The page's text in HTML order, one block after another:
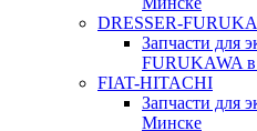
DRESSER-
Запчасти для
FURUKAWA
FIAT-HITACHI
Запчасти для
Минске